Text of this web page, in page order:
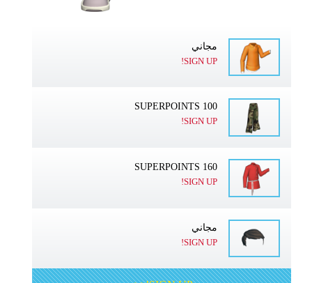
مجاني
SIGN UP!
100 SUPERPOINTS
SIGN UP!
160 SUPERPOINTS
SIGN UP!
مجاني
SIGN UP!